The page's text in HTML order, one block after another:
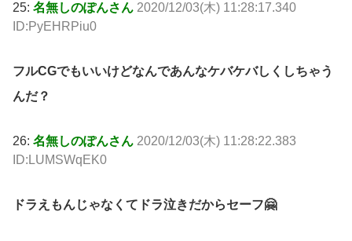
25: 名無しのぽんさん 2020/12/03(木) 11:28:17.340
ID:PyEHRPiu0
フルCGでもいいけどなんであんなケバケバしくしちゃう
んだ？
26: 名無しのぽんさん 2020/12/03(木) 11:28:22.383
ID:LUMSWqEK0
ドラえもんじゃなくてドラ泣きだからセーフ🤗